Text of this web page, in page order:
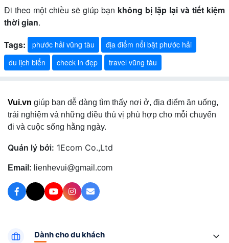
Đi theo một chiều sẽ giúp bạn không bị lặp lại và tiết kiệm
thời gian.
Tags:
phước hải vũng tàu
địa điểm nổi bật phước hải
du lịch biển
check in đẹp travel vũng tàu
Vui.vn giúp bạn dễ dàng tìm thấy nơi ở, địa điểm ăn uống,
trải nghiệm và những điều thú vị phù hợp cho mỗi chuyến
đi và cuộc sống hằng ngày.
Quản lý bởi: 1Ecom Co.,Ltd
Email: lienhevui@gmail.com
Dành cho du khách